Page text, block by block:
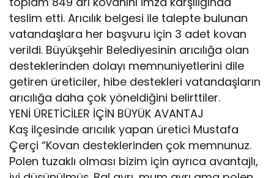
teslim etti. Arıcılık belgesi ile talepte bulunan
vatandaşlara her başvuru için 3 adet kovan
verildi. Büyükşehir Belediyesinin arıcılığa olan
desteklerinden dolayı memnuniyetlerini dile
getiren üreticiler, hibe destekleri vatandaşların
arıcılığa daha çok yöneldiğini belirttiler.
YENİ ÜRETİCİLER İÇİN BÜYÜK AVANTAJ
Kaş ilçesinde arıcılık yapan üretici Mustafa
Çerçi “Kovan desteklerinden çok memnunuz.
Polen tuzaklı olması bizim için ayrıca avantajlı,